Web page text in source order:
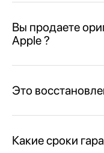
Вы продаете
Apple ?
Это
Какие сроки